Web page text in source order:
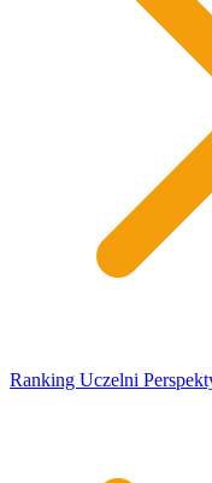
Ranking Uczelni